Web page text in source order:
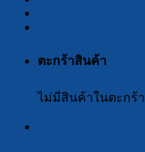
ตะกร้าสินค้า
ไม่มีสินค้าในตะกร้า